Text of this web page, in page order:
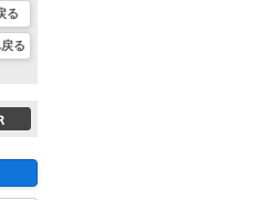
る
る